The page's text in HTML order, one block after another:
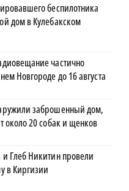
беспилотника
дом в Кулебакском
частично
Новгороде до 16 августа
заброшенный дом,
около 20 собак и щенков
Глеб Никитин провели
в Киргизии